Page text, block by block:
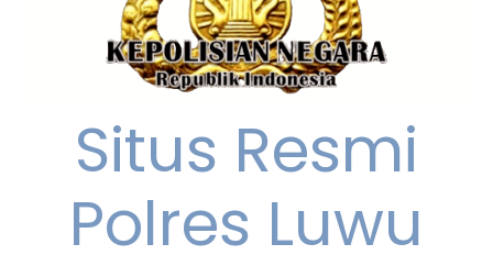
Situs Resmi
Polres Luwu